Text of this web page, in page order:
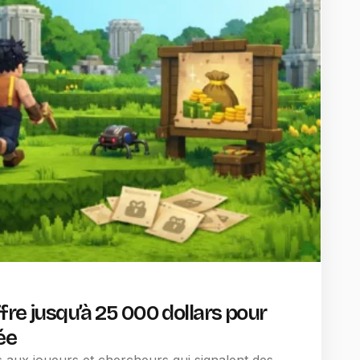
jusqu’à 25 000 dollars pour